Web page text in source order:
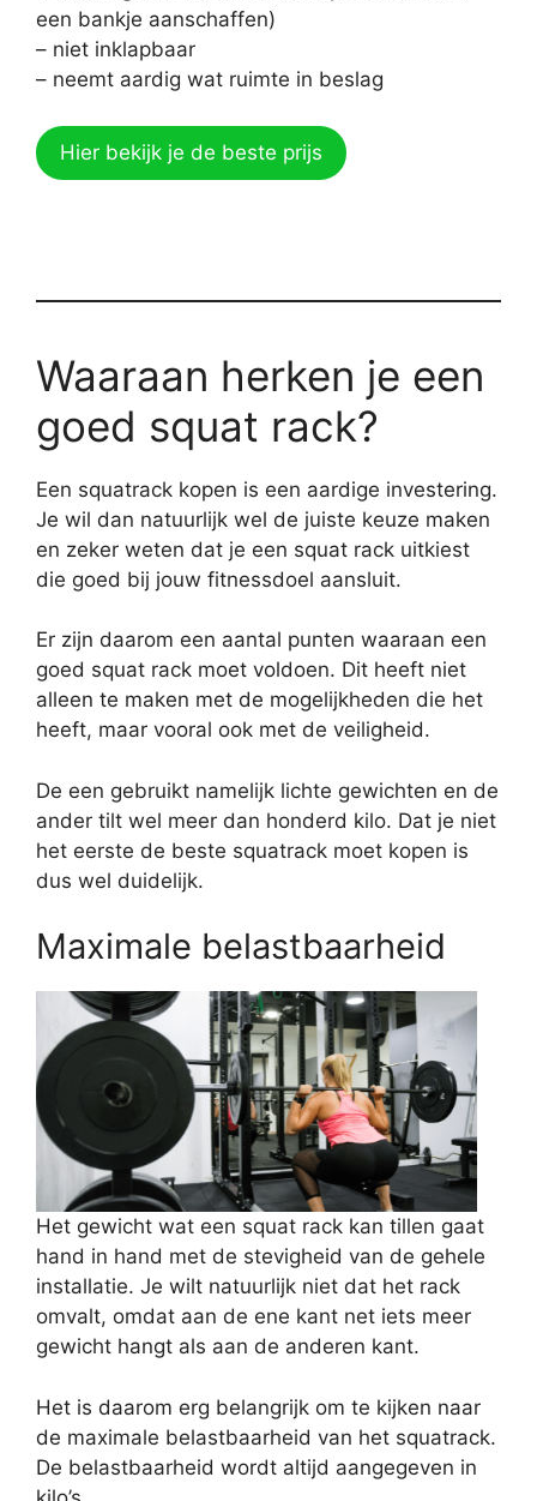
een bankje aanschaffen)
– niet inklapbaar
– neemt aardig wat ruimte in beslag
Hier bekijk je de beste prijs
Waaraan herken je een
goed squat rack?
Een squatrack kopen is een aardige investering.
Je wil dan natuurlijk wel de juiste keuze maken
en zeker weten dat je een squat rack uitkiest
die goed bij jouw fitnessdoel aansluit.
Er zijn daarom een aantal punten waaraan een
goed squat rack moet voldoen. Dit heeft niet
alleen te maken met de mogelijkheden die het
heeft, maar vooral ook met de veiligheid.
De een gebruikt namelijk lichte gewichten en de
ander tilt wel meer dan honderd kilo. Dat je niet
het eerste de beste squatrack moet kopen is
dus wel duidelijk.
Maximale belastbaarheid
Het gewicht wat een squat rack kan tillen gaat
hand in hand met de stevigheid van de gehele
installatie. Je wilt natuurlijk niet dat het rack
omvalt, omdat aan de ene kant net iets meer
gewicht hangt als aan de anderen kant.
Het is daarom erg belangrijk om te kijken naar
de maximale belastbaarheid van het squatrack.
De belastbaarheid wordt altijd aangegeven in